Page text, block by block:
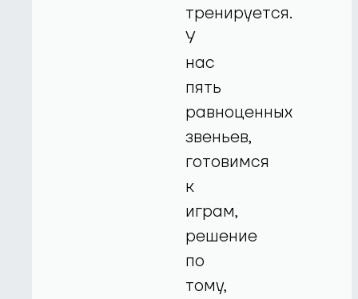
тренируется.
У
нас
пять
равноценных
звеньев,
готовимся
к
играм,
решение
по
тому,